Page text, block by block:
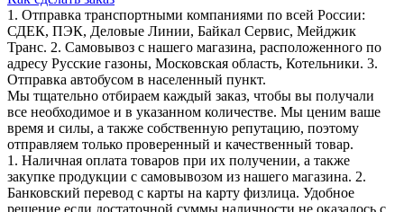
1. Отправка транспортными компаниями по всей России:
СДЕК, ПЭК, Деловые Линии, Байкал Сервис, Мейджик
Транс. 2. Самовывоз с нашего магазина, расположенного по
адресу Русские газоны, Московская область, Котельники. 3.
Отправка автобусом в населенный пункт.
Мы тщательно отбираем каждый заказ, чтобы вы получали
все необходимое и в указанном количестве. Мы ценим ваше
время и силы, а также собственную репутацию, поэтому
отправляем только проверенный и качественный товар.
1. Наличная оплата товаров при их получении, а также
закупке продукции с самовывозом из нашего магазина. 2.
Банковский перевод с карты на карту физлица. Удобное
решение если достаточной суммы наличности не оказалось с